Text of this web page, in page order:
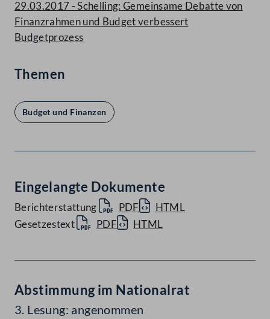
29.03.2017 - Schelling: Gemeinsame Debatte von
Finanzrahmen und Budget verbessert
Budgetprozess
Themen
Budget und Finanzen
Eingelangte Dokumente
Berichterstattung PDF
HTML
Gesetzestext
PDF HTML
Abstimmung im Nationalrat
3. Lesung: angenommen